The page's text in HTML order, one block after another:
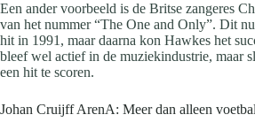
Een ander voorbeeld is de Britse zangeres
van het nummer “The One and Only”. Dit
hit in 1991, maar daarna kon Hawkes het
bleef wel actief in de muziekindustrie, maar
een hit te scoren.
Johan Cruijff ArenA: Meer dan alleen voetbal